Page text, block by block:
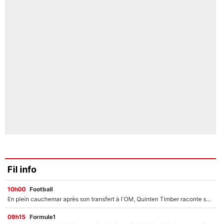
Fil info
10h00 Football
En plein cauchemar après son transfert à l'OM, Quinten Timber raconte ses doutes après sa signature à Marseille
09h15 Formule1